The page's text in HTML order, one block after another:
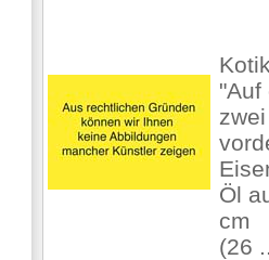
"Auf
Öl
cm
(26